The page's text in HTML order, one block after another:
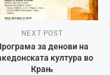
NEXT POST
за денови на
култура во
Крањ